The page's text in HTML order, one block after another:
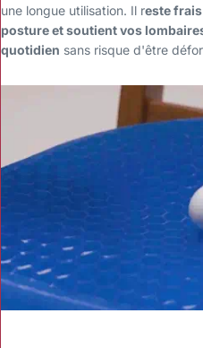
une longue utilisation. Il reste frais
posture et soutient vos
quotidien sans risque d'être